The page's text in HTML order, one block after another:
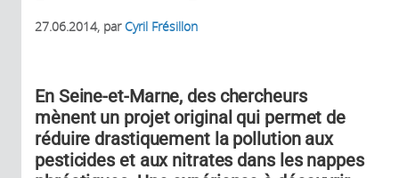
27.06.2014, parCyril Frésillon
En Seine-et-Marne, des chercheurs
mènent un projet original qui permet de
réduire drastiquement la pollution aux
pesticides et aux nitrates dans les nappes